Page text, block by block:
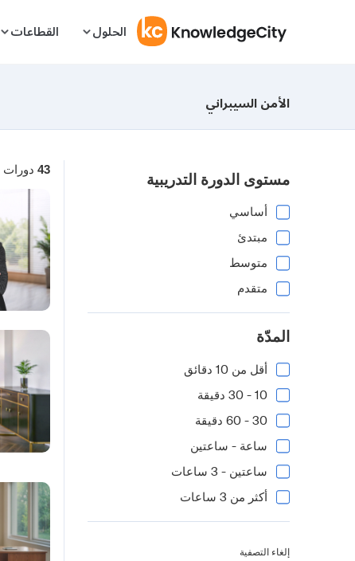
الحلول القطاعات
الأمن السيبراني
مستوى الدورة التدريبية
أساسي
مبتدئ
متوسط
متقدم
المدّة
أقل من 10 دقائق
10 - 30 دقيقة
30 - 60 دقيقة
ساعة - ساعتين
ساعتين - 3 ساعات
أكثر من 3 ساعات
إلغاء التصفية
43